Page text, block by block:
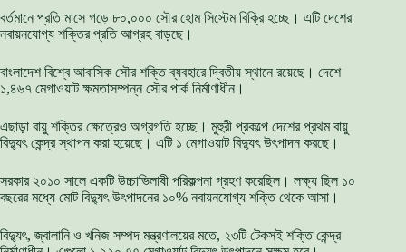
বর্তমানে প্রতি মাসে গড়ে ৮০,০০০ সৌর হোম সিস্টেম বিক্রি হচ্ছে। এটি দেশের
নবায়নযোগ্য শক্তির প্রতি আগ্রহ বাড়ছে।
বাংলাদেশ বিশ্বে আবাসিক সৌর শক্তি ব্যবহারে দ্বিতীয় স্থানে রয়েছে। দেশে
১,৪৬৭ মেগাওয়াট ক্ষমতাসম্পন্ন সৌর পার্ক নির্মাণাধীন।
এছাড়া বায়ু শক্তির ক্ষেত্রেও অগ্রগতি হচ্ছে। মুহুরী প্রকল্পে দেশের প্রথম বায়ু
বিদ্যুৎ কেন্দ্র স্থাপন করা হয়েছে। এটি ১ মেগাওয়াট বিদ্যুৎ উৎপাদন করছে।
সরকার ২০১০ সালে একটি উচ্চাভিলাষী পরিকল্পনা গ্রহণ করেছিল। লক্ষ্য ছিল ১০
বছরের মধ্যে মোট বিদ্যুৎ উৎপাদনের ১০% নবায়নযোগ্য শক্তি থেকে আসা।
বিদ্যুৎ, জ্বালানি ও খনিজ সম্পদ মন্ত্রণালয়ের মতে, ২৩টি টেকসই শক্তি কেন্দ্র